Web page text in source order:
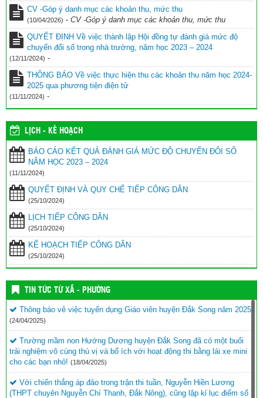
CV -Góp ý danh mục các khoản thu, mức thu
(10/04/2026) - CV -Góp ý danh mục các khoản thu, mức thu
QUYẾT ĐỊNH Về việc thành lập Hội đồng tự đánh giá mức độ
chuyển đổi số trong nhà trường, năm học 2023 – 2024
(12/11/2024) -
THÔNG BÁO Về việc thực hiện thu các khoản thu năm học 2024-
2025 qua phương tiện điện tử
(11/11/2024) -
LỊCH - KẾ HOẠCH
BÁO CÁO KẾT QUẢ ĐÁNH GIÁ MỨC ĐỘ CHUYỂN ĐỔI SỐ
NĂM HỌC 2023 – 2024
(11/11/2024)
QUYẾT ĐỊNH VÀ QUY CHẾ TIẾP CÔNG DÂN
(25/10/2024)
LỊCH TIẾP CÔNG DÂN
(25/10/2024)
KẾ HOẠCH TIẾP CÔNG DÂN
(25/10/2024)
TIN TỨC TỪ XÃ - PHƯỜNG
Thông báo vê việc tuyển dụng Giáo viên huyện Đắk Song năm 2025.
(24/04/2025)
Trường mầm non Hướng Dương huyện Đắk Song đã có một buổi
trải nghiệm vô cùng thú vị và bổ ích với hoạt động thi bằng lái xe mini
cho các bạn nhỏ! (18/04/2025)
Với chiến thắng áp đảo trong trận thi tuần, Nguyễn Hiền Lương
(THPT chuyên Nguyễn Chí Thanh, Đắk Nông), cũng lập kỉ lục điểm số